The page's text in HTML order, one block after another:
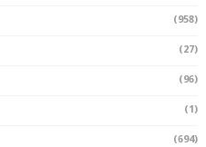
(958)
(27)
(96)
(1)
(694)